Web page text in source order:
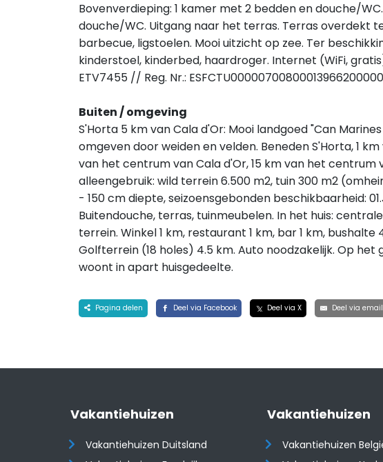
Bovenverdieping: 1 kamer met 2 bedden en douche/
douche/WC. Uitgang naar het terras. Terras overdekt
barbecue, ligstoelen. Mooi uitzicht op zee. Ter
kinderstoel, kinderbed, haardroger. Internet (WiFi,
ETV7455 // Reg. Nr.:
Buiten / omgeving
S'Horta 5 km van Cala d'Or: Mooi landgoed "Can
omgeven door weiden en velden. Beneden S'Horta, 1
van het centrum van Cala d'Or, 15 km van het centrum
alleengebruik: wild terrein 6.500 m2, tuin 300 m2
- 150 cm diepte, seizoensgebonden beschikbaarheid:
Buitendouche, terras, tuinmeubelen. In het huis:
terrein. Winkel 1 km, restaurant 1 km, bar 1 km, bushalte
Golfterrein (18 holes) 4.5 km. Auto noodzakelijk. Op het
woont in apart huisgedeelte.
Pagina delen Deel via Facebook Deel via X Deel via email
Vakantiehuizen
Vakantiehuizen Duitsland
Vakantiehuizen
Vakantiehuizen